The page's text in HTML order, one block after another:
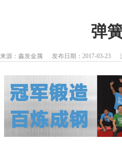
弹
来源：鑫发金属 发布日期：2017-03-23